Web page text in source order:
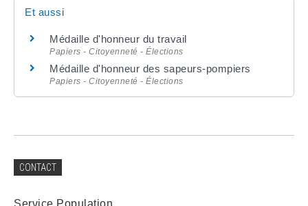
Et aussi
Médaille d'honneur du travail
Papiers - Citoyenneté - Élections
Médaille d'honneur des sapeurs-pompiers
Papiers - Citoyenneté - Élections
CONTACT
Service Population